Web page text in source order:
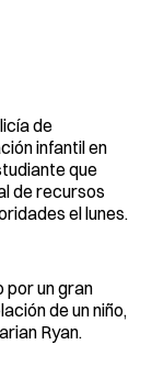
de
infantil en
que
de recursos
el lunes.
por un gran
de un niño,
Ryan.